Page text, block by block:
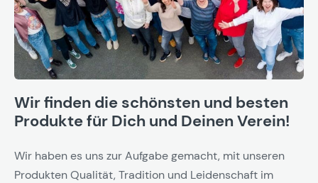
Wir finden die schönsten und besten
Produkte für Dich und Deinen Verein!
Wir haben es uns zur Aufgabe gemacht, mit unseren
Produkten Qualität, Tradition und Leidenschaft im